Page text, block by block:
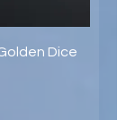
Dice